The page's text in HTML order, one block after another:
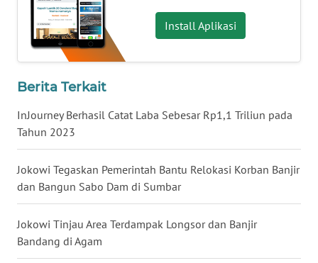
Install Aplikasi
Berita Terkait
InJourney Berhasil Catat Laba Sebesar Rp1,1 Triliun pada
Tahun 2023
Jokowi Tegaskan Pemerintah Bantu Relokasi Korban Banjir
dan Bangun Sabo Dam di Sumbar
Jokowi Tinjau Area Terdampak Longsor dan Banjir
Bandang di Agam
WN
BABEL
SUMBAR
WN
SUMSEL
WN
BENGKULU
WN
LAMPUNG